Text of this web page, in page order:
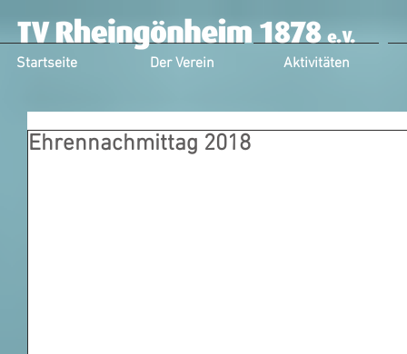
Startseite Der Verein Aktivitäten
Ehrennachmittag 2018